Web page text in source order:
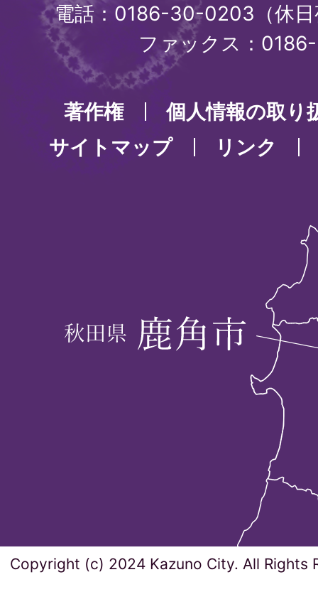
電話：0186-30-0203（休
ファックス：
著作権
個人情報の取り
サイトマップ
リンク
Copyright (c) 2024 Kazuno City. All Rights